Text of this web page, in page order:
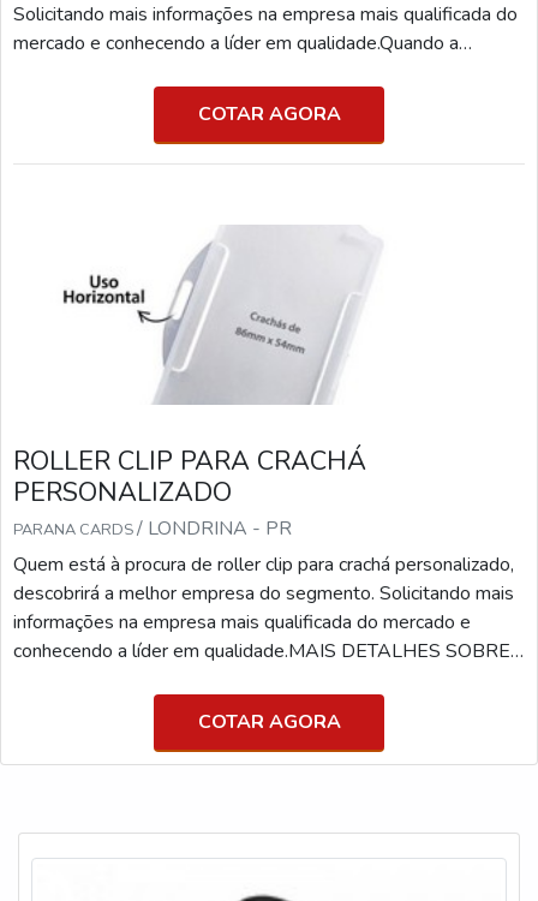
Solicitando mais informações na empresa mais qualificada do
mercado e conhecendo a líder em qualidade.Quando a
especializados da Paraná Cards o cliente receberá excelente
INFORMAÇÕES RELEVANTES SOBRE ROLLER CLIPS
COTAR AGORA
ROLLER CLIP PARA CRACHÁ
PERSONALIZADO
PARANA CARDS/ LONDRINA - PR
Quem está à procura de roller clip para crachá personalizado,
descobrirá a melhor empresa do segmento. Solicitando mais
informações na empresa mais qualificada do mercado e
conhecendo a líder em qualidade.MAIS DETALHES SOBRE
alguém pesquisar roller clip para crachá personalizado em
Cards. Uma empresa com alto know-how em cartão tarja
COTAR AGORA